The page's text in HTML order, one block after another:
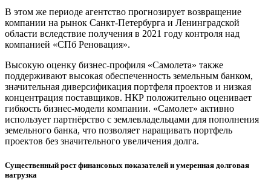
В этом же периоде агентство прогнозирует возвращение
компании на рынок Санкт-Петербурга и Ленинградской
области вследствие получения в 2021 году контроля над
компанией «СПб Реновация».
Высокую оценку бизнес-профиля «Самолета» также
поддерживают высокая обеспеченность земельным банком,
значительная диверсификация портфеля проектов и низкая
концентрация поставщиков. НКР положительно оценивает
гибкость бизнес-модели компании. «Самолет» активно
использует партнёрство с землевладельцами для пополнения
земельного банка, что позволяет наращивать портфель
проектов без значительного увеличения долга.
Существенный рост финансовых показателей и умеренная долговая
нагрузка